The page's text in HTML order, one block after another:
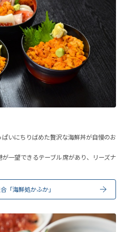
いにちりばめた贅沢な海鮮丼が自慢のお
一望できるテーブル席があり、リーズナ
「海鮮処かふか」